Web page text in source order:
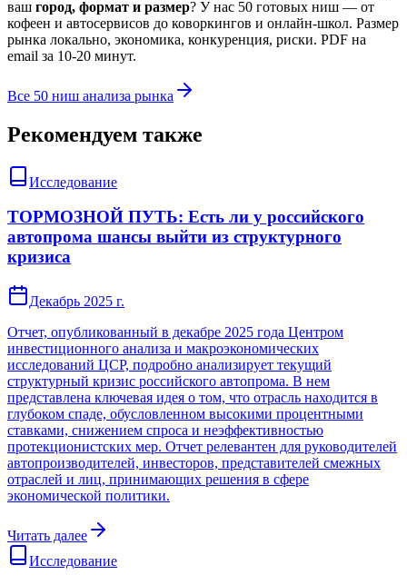
ваш город, формат и размер? У нас 50 готовых ниш — от
кофеен и автосервисов до коворкингов и онлайн-школ. Размер
рынка локально, экономика, конкуренция, риски. PDF на
email за 10-20 минут.
Все 50 ниш анализа рынка
Рекомендуем также
Исследование
ТОРМОЗНОЙ ПУТЬ: Есть ли у российского
автопрома шансы выйти из структурного
кризиса
Декабрь 2025 г.
Отчет, опубликованный в декабре 2025 года Центром
инвестиционного анализа и макроэкономических
исследований ЦСР, подробно анализирует текущий
структурный кризис российского автопрома. В нем
представлена ключевая идея о том, что отрасль находится в
глубоком спаде, обусловленном высокими процентными
ставками, снижением спроса и неэффективностью
протекционистских мер. Отчет релевантен для руководителей
автопроизводителей, инвесторов, представителей смежных
отраслей и лиц, принимающих решения в сфере
экономической политики.
Читать далее
Исследование